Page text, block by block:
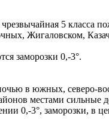
5 класса
Жигаловском,
заморозки 0,-3°.
в южных, северо-
местами
0,-3°, заморозки, в